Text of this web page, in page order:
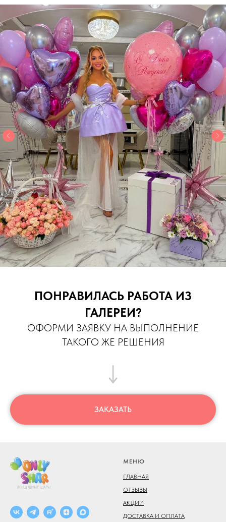
ПОНРАВИЛАСЬ РАБОТА ИЗ
ГАЛЕРЕИ?
ОФОРМИ ЗАЯВКУ НА ВЫПОЛНЕНИЕ
ТАКОГО ЖЕ РЕШЕНИЯ
ЗАКАЗАТЬ
МЕНЮ
ГЛАВНАЯ
ОТЗЫВЫ
АКЦИИ
ДОСТАВКА И ОПЛАТА